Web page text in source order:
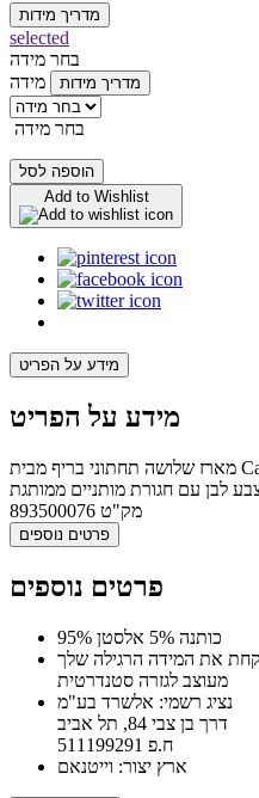
מדריך מידות
selected
בחר מידה
מידה
מדריך מידות
בחר מידה
הוספה לסל
Add to Wishlist
מידע על הפריט
מידע על הפריט
מארז שלושה תחתוני בריף מבית Calvin Klein, עשויים כותנה גמישה
מק"ט 893500076
פרטים נוספים
פרטים נוספים
95% כותנה 5% אלסטן
את המידה הרגילה שלך
מעוצב לגזרה סטנדרטית
נציג רשמי: אלשרד בע"מ
דרך בן צבי 84, תל אביב
ח.פ 511199291
ארץ יצור: וייטנאם